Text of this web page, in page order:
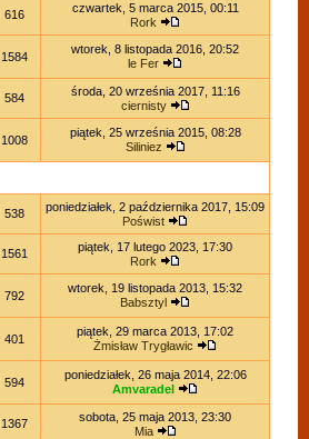
616
czwartek, 5 marca 2015, 00:11
Rork
1584
wtorek, 8 listopada 2016, 20:52
le Fer
584
środa, 20 września 2017, 11:16
ciernisty
1008
piątek, 25 września 2015, 08:28
Siliniez
538
poniedziałek, 2 października 2017, 15:09
Poświst
1561
piątek, 17 lutego 2023, 17:30
Rork
792
wtorek, 19 listopada 2013, 15:32
Babsztyl
401
piątek, 29 marca 2013, 17:02
Żmisław Trygławic
594
poniedziałek, 26 maja 2014, 22:06
Amvaradel
1367
sobota, 25 maja 2013, 23:30
Mia